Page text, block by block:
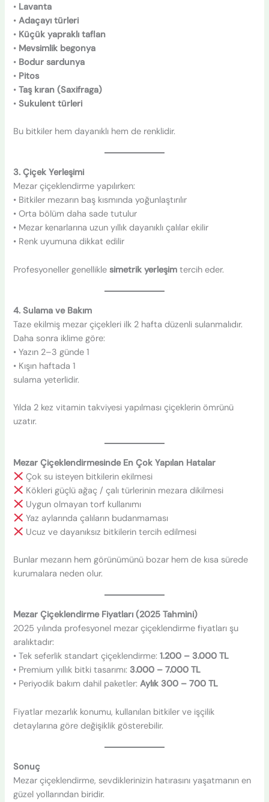
• Lavanta
•Adaçayı türleri
• Küçük yapraklı taflan
• Mevsimlik begonya
• Bodur sardunya
• Pitos
•Taş kıran (Saxifraga)
•Sukulent türleri
Bu bitkiler hem dayanıklı hem de renklidir.
3. Çiçek Yerleşimi
Mezar çiçeklendirme yapılırken:
• Bitkiler mezarın baş kısmında yoğunlaştırılır
• Orta bölüm daha sade tutulur
• Mezar kenarlarına uzun yıllık dayanıklı çalılar ekilir
• Renk uyumuna dikkat edilir
Profesyoneller genelliklesimetrik yerleşim tercih eder.
4. Sulama ve Bakım
Taze ekilmiş mezar çiçekleri ilk 2 hafta düzenli sulanmalıdır.
Daha sonra iklime göre:
• Yazın 2–3 günde 1
• Kışın haftada 1
sulama yeterlidir.
Yılda 2 kez vitamin takviyesi yapılması çiçeklerin ömrünü
uzatır.
Mezar Çiçeklendirmesinde En Çok Yapılan Hatalar
Çok su isteyen bitkilerin ekilmesi
Kökleri güçlü ağaç / çalı türlerinin mezara dikilmesi
Uygun olmayan torf kullanımı
Yaz aylarında çalıların budanmaması
Ucuz ve dayanıksız bitkilerin tercih edilmesi
Bunlar mezarın hem görünümünü bozar hem de kısa sürede
kurumalara neden olur.
Mezar Çiçeklendirme Fiyatları (2025 Tahmini)
2025 yılında profesyonel mezar çiçeklendirme fiyatları şu
aralıktadır:
• Tek seferlik standart çiçeklendirme:1.200 – 3.000 TL
• Premium yıllık bitki tasarımı: 3.000 – 7.000 TL
• Periyodik bakım dahil paketler:Aylık 300 – 700 TL
Fiyatlar mezarlık konumu, kullanılan bitkiler ve işçilik
detaylarına göre değişiklik gösterebilir.
Sonuç
Mezar çiçeklendirme, sevdiklerinizin hatırasını yaşatmanın en
güzel yollarından biridir.